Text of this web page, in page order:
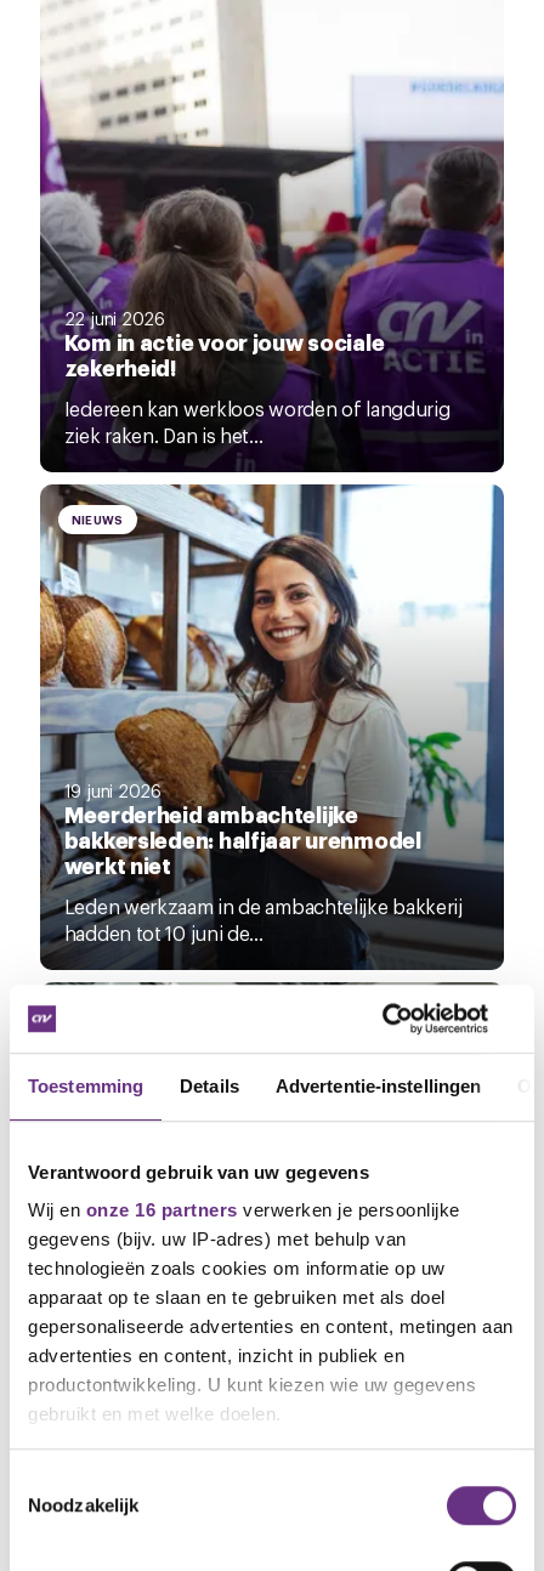
Toestemming Details Advertentie-instellingen
Verantwoord gebruik van uw gegevens
Wij en onze 16 partners verwerken je persoonlijke
gegevens (bijv. uw IP-adres) met behulp van
technologieën zoals cookies om informatie op uw
apparaat op te slaan en te gebruiken met als doel
gepersonaliseerde advertenties en content, metingen aan
advertenties en content, inzicht in publiek en
productontwikkeling. U kunt kiezen wie uw gegevens
gebruikt en met welke doelen.
Informatie verzamelen over uw geografische
Uw apparaat identificeren door het actief te
Noodzakelijk
22 juni 2026
Kom in actie voor jouw sociale
zekerheid!
Iedereen kan werkloos worden of langdurig
ziek raken. Dan is het...
NIEUWS
19 juni 2026
Meerderheid ambachtelijke
bakkersleden: halfjaar urenmodel
werkt niet
Leden werkzaam in de ambachtelijke bakkerij
hadden tot 10 juni de...
19 juni 2026
CNV in actie met OV-staking tegen
miljardenbezuinigingen kabinet
Openbaar vervoer op 24 juni tot 08.00 uur